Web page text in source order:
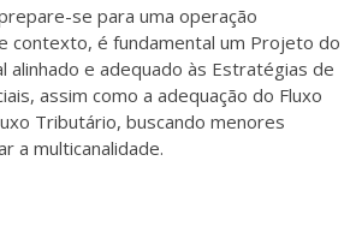
se para uma operação
contexto, é fundamental um Projeto do
alinhado e adequado às Estratégias de
assim como a adequação do Fluxo
Tributário, buscando menores
a multicanalidade.